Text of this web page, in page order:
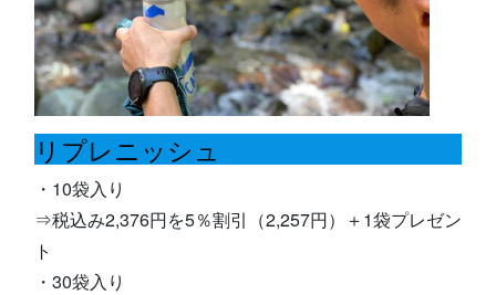
リプレニッシュ
・10袋入り
⇒税込み2,376円を5％割引（2,257円）＋1袋プレゼン
ト
・30袋入り